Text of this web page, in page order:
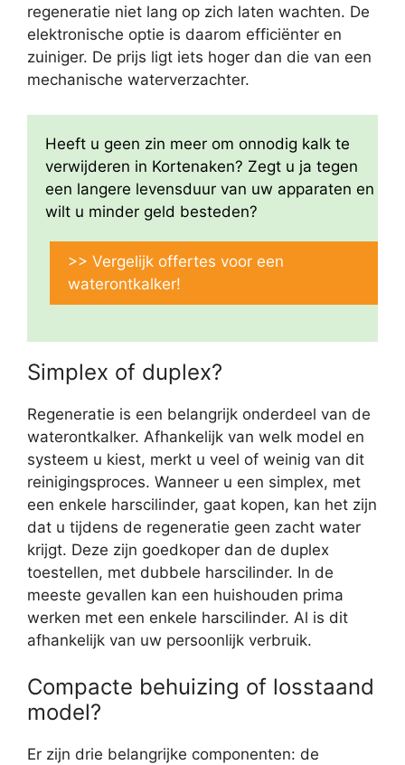
regeneratie niet lang op zich laten wachten. De
elektronische optie is daarom efficiënter en
zuiniger. De prijs ligt iets hoger dan die van een
mechanische waterverzachter.
Heeft u geen zin meer om onnodig kalk te
verwijderen in Kortenaken? Zegt u ja tegen
een langere levensduur van uw apparaten en
wilt u minder geld besteden?
>> Vergelijk offertes voor een
waterontkalker!
Simplex of duplex?
Regeneratie is een belangrijk onderdeel van de
waterontkalker. Afhankelijk van welk model en
systeem u kiest, merkt u veel of weinig van dit
reinigingsproces. Wanneer u een simplex, met
een enkele harscilinder, gaat kopen, kan het zijn
dat u tijdens de regeneratie geen zacht water
krijgt. Deze zijn goedkoper dan de duplex
toestellen, met dubbele harscilinder. In de
meeste gevallen kan een huishouden prima
werken met een enkele harscilinder. Al is dit
afhankelijk van uw persoonlijk verbruik.
Compacte behuizing of losstaand
model?
Er zijn drie belangrijke componenten: de